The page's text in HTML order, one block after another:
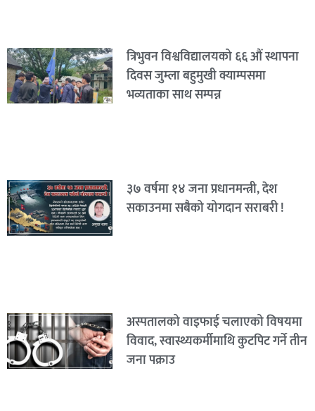
त्रिभुवन विश्वविद्यालयको ६६ औं स्थापना
दिवस जुम्ला बहुमुखी क्याम्पसमा
भव्यताका साथ सम्पन्न
३७ वर्षमा १४ जना प्रधानमन्त्री, देश
सकाउनमा सबैको योगदान सराबरी !
अस्पतालको वाइफाई चलाएको विषयमा
विवाद, स्वास्थ्यकर्मीमाथि कुटपिट गर्ने तीन
जना पक्राउ